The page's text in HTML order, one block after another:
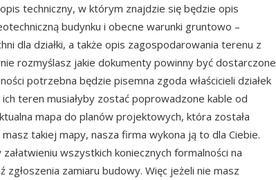
techniczny, w którym znajdzie się będzie opis
budynku i obecne warunki gruntowo –
dla działki, a także opis zagospodarowania terenu z
rozmyślasz jakie dokumenty powinny być dostarczone
potrzebna będzie pisemna zgoda właścicieli działek
teren musiałyby zostać poprowadzone kable od
mapa do planów projektowych, która została
takiej mapy, nasza firma wykona ją to dla Ciebie.
wszystkich koniecznych formalności na
zamiaru budowy. Więc jeżeli nie masz